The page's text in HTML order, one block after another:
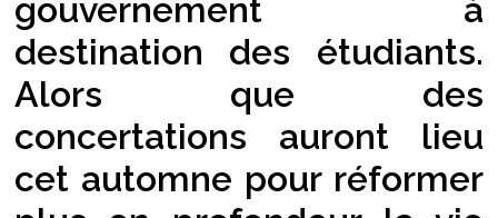
gouvernement à
destination des étudiants.
Alors que des
concertations auront lieu
cet automne pour réformer